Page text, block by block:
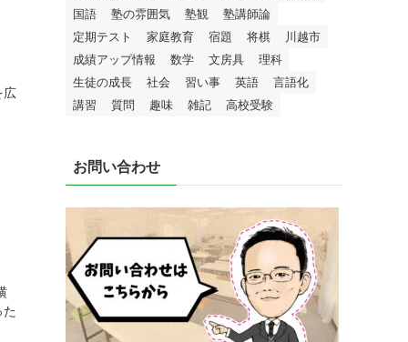
広
国語
塾の雰囲気 塾観
塾講師論
定期テスト
家庭教育 宿題 将棋
川越市
成績アップ情報
数学 文房具
理科
生徒の成長
社会 習い事 英語
言語化
講習
質問 趣味 雑記 高校受験
お問い合わせ